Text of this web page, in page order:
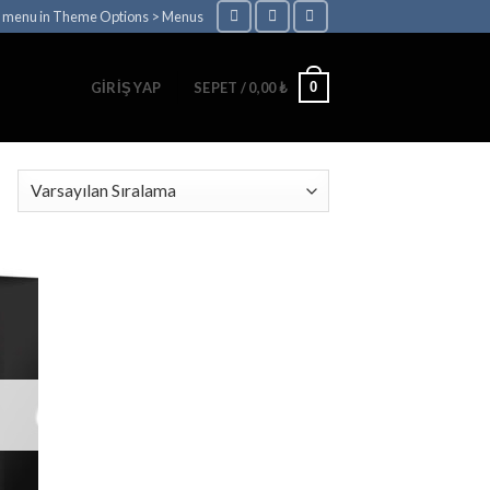
in Theme Options > Menus
GIRIŞ YAP SEPET /0,00₺ 0